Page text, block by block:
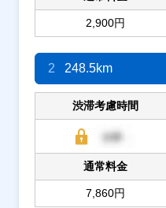
2,900円
2 248.5km
渋滞考慮時間
通常料金
7,860円